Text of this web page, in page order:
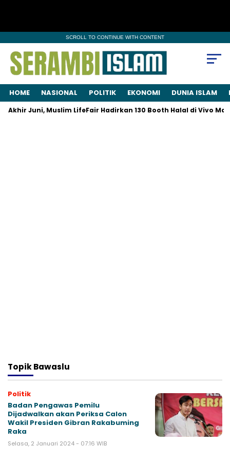
SCROLL TO CONTINUE WITH CONTENT
HOME NASIONAL POLITIK EKONOMI DUNIA ISLAM
Juni, Muslim LifeFair Hadirkan 130 Booth Halal di Vivo Mall
TopikBawaslu
Politik
Badan Pengawas Pemilu
Dijadwalkan akan Periksa Calon
Wakil Presiden Gibran Rakabuming
Raka
Selasa, 2 Januari 2024 - 07:16 WIB